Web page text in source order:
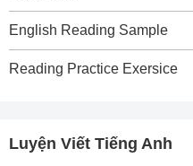
English Reading Sample
Reading Practice Exersice
Luyện Viết Tiếng Anh